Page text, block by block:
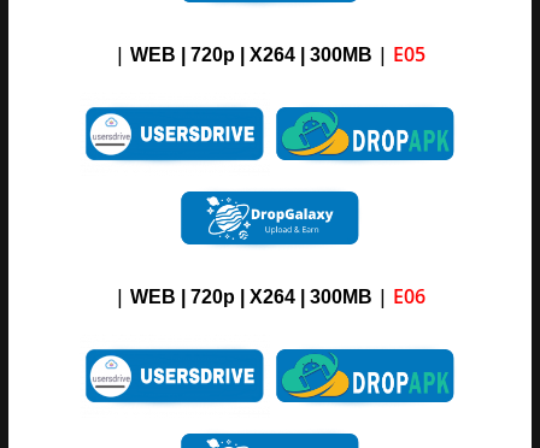
| WEB | 720p | X264 | 300M B | E05
| WEB | 720p | X264 | 300M B | E06